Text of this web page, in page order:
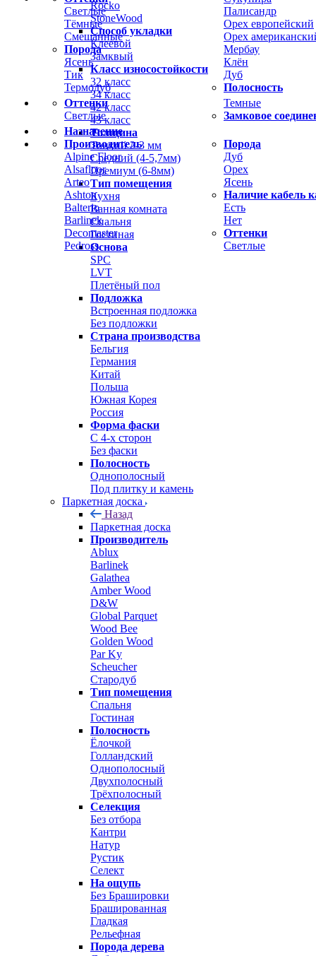
Светлые
Тёмные
Смешанные
Порода
Ясень
Тик
Термодуб
Палисандр
Орех европейский
Орех
Мербау
Клён
Дуб
Полосность
Оттенки
Светлые
Темные
Замковое
Назначение
Производитель
Alpine Floor
Alsafloor
Arteo
Ashton
Balterio
Barlinek
Decomaster
Pedross
Порода
Дуб
Орех
Ясень
Наличие кабель
Есть
Нет
Оттенки
Светлые
Rocko
StoneWood
Способ укладки
Клеевой
Замквый
Класс износостойкости
32 класс
34 класс
42 класс
43 класс
Толщина
Тонкий 2-3 мм
Средний (4-5,7мм)
Премиум (6-8мм)
Тип помещения
Кухня
Ванная комната
Спальня
Гостиная
Основа
SPC
LVT
Плетёный пол
Подложка
Встроенная подложка
Без подложки
Страна производства
Бельгия
Германия
Китай
Польша
Южная Корея
Россия
Форма фаски
С 4-х сторон
Без фаски
Полосность
Однополосный
Под плитку и камень
Паркетная доска
Назад
Паркетная доска
Производитель
Ablux
Barlinek
Galathea
Amber Wood
D&W
Global Parquet
Wood Bee
Golden Wood
Par Ky
Scheucher
Стародуб
Тип помещения
Спальня
Гостиная
Полосность
Ёлочкой
Голландский
Однополосный
Двухполосный
Трёхполосный
Селекция
Без отбора
Кантри
Натур
Рустик
Селект
На ощупь
Без Брашировки
Брашированная
Гладкая
Рельефная
Порода дерева